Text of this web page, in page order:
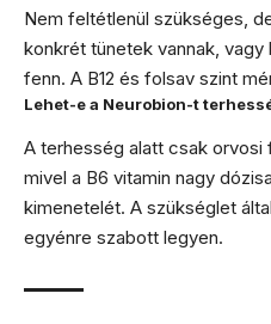
Nem feltétlenül szükséges,
konkrét tünetek vannak,
fenn. A B12 és folsav szint
Lehet-e a Neurobion-t
A terhesség alatt csak orvosi
mivel a B6 vitamin nagy
kimenetelét. A szükséglet
egyénre szabott legyen.